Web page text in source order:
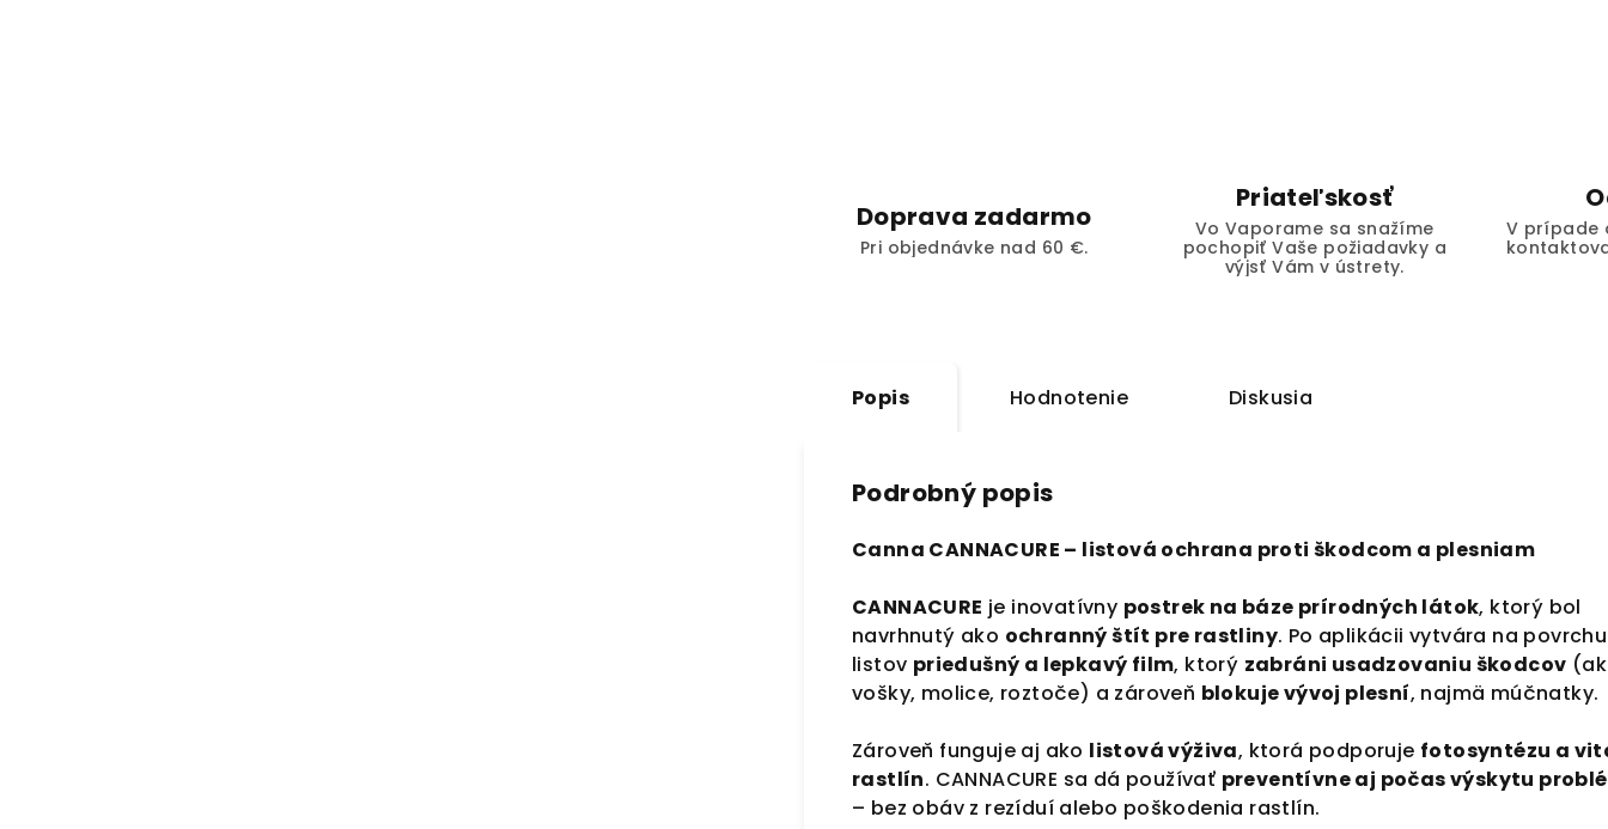
Doprava zadarmo
Pri objednávke nad 60 €.
Priateľskosť
Vo Vaporame sa snažíme
pochopiť Vaše požiadavky a
výjsť Vám v ústrety.
V prípade
Popis Hodnotenie Diskusia
Podrobný popis
Canna CANNACURE – listová ochrana proti škodcom a plesniam
CANNACURE je inovatívny postrek na báze prírodných látok, ktorý bol
navrhnutý ako ochranný štít pre rastliny. Po aplikácii vytvára na povrchu
listov priedušný a lepkavý film, ktorý zabráni usadzovaniu škodcov
vošky, molice, roztoče) a zároveň blokuje vývoj plesní, najmä múčnatky.
Zároveň funguje aj ako listová výživa, ktorá podporuje fotosyntézu a
rastlín. CANNACURE sa dá používať preventívne aj počas výskytu
– bez obáv z rezíduí alebo poškodenia rastlín.